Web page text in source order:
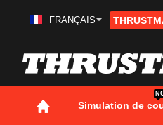
Aller
FRANÇAIS
Simulation de